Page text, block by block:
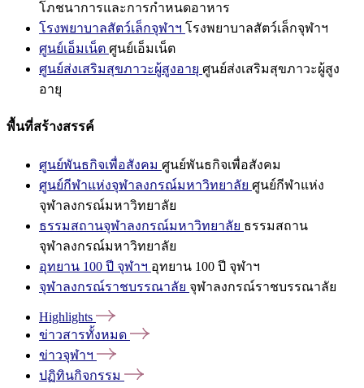
โภชนาการและการกำหนดอาหาร
โรงพยาบาลสัตว์เล็กจุฬาฯ โรงพยาบาลสัตว์เล็กจุฬาฯ
ศูนย์เอ็มเน็ต ศูนย์เอ็มเน็ต
ศูนย์ส่งเสริมสุขภาวะผู้สูงอายุ ศูนย์ส่งเสริมสุขภาวะผู้สูง
อายุ
พื้นที่สร้างสรรค์
ศูนย์พันธกิจเพื่อสังคม ศูนย์พันธกิจเพื่อสังคม
ศูนย์กีฬาแห่งจุฬาลงกรณ์มหาวิทยาลัย ศูนย์กีฬาแห่ง
จุฬาลงกรณ์มหาวิทยาลัย
ธรรมสถานจุฬาลงกรณ์มหาวิทยาลัย ธรรมสถาน
จุฬาลงกรณ์มหาวิทยาลัย
อุทยาน 100 ปี จุฬาฯ อุทยาน 100 ปี จุฬาฯ
จุฬาลงกรณ์ราชบรรณาลัย จุฬาลงกรณ์ราชบรรณาลัย
Highlights
ข่าวสารทั้งหมด
ข่าวจุฬาฯ
ปฏิทินกิจกรรม